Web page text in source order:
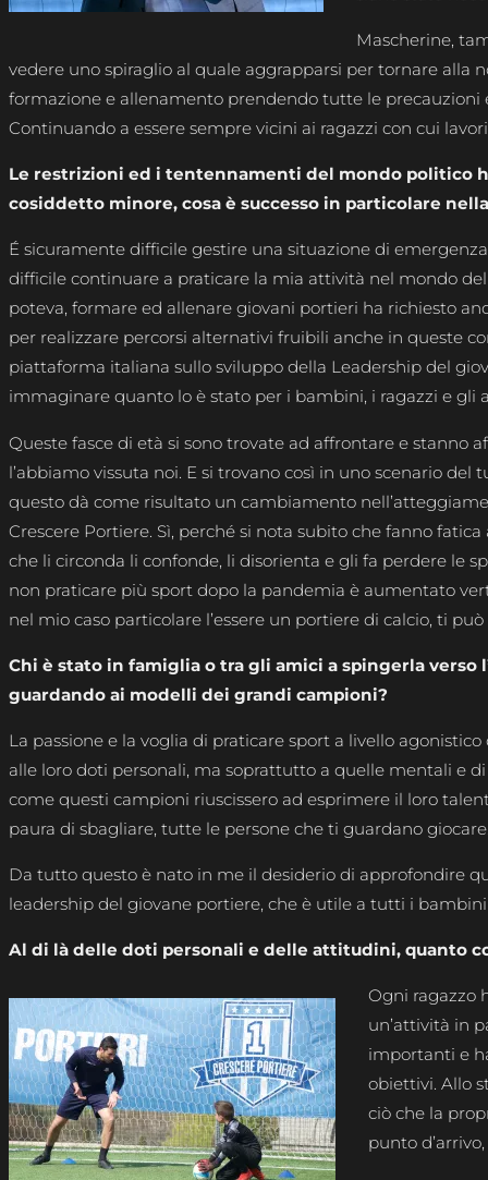
Mascherine,
vedere uno spiraglio al quale aggrapparsi per tornare alla
formazione e allenamento prendendo tutte le
Continuando a essere sempre vicini ai ragazzi con cui
Le restrizioni ed i tentennamenti del mondo politico
cosiddetto minore, cosa è successo in particolare
É sicuramente difficile gestire una situazione di
difficile continuare a praticare la mia attività nel mondo
poteva, formare ed allenare giovani portieri ha richiesto
per realizzare percorsi alternativi fruibili anche in queste
piattaforma italiana sullo sviluppo della Leadership del
immaginare quanto lo è stato per i bambini, i ragazzi e gli
Queste fasce di età si sono trovate ad affrontare e stanno
l’abbiamo vissuta noi. E si trovano così in uno scenario
questo dà come risultato un cambiamento
Crescere Portiere. Sì, perché si nota subito che fanno
che li circonda li confonde, li disorienta e gli fa perdere le
non praticare più sport dopo la pandemia è aumentato
nel mio caso particolare l’essere un portiere di calcio, ti può
Chi è stato in famiglia o tra gli amici a spingerla
guardando ai modelli dei grandi campioni?
La passione e la voglia di praticare sport a livello
alle loro doti personali, ma soprattutto a quelle mentali e
come questi campioni riuscissero ad esprimere il loro
paura di sbagliare, tutte le persone che ti guardano
Da tutto questo è nato in me il desiderio di approfondire
leadership del giovane portiere, che è utile a tutti i
Al di là delle doti personali e delle attitudini, quanto
Ogni ragazzo
un’attività in
importanti e
obiettivi. Allo
ciò che la
punto